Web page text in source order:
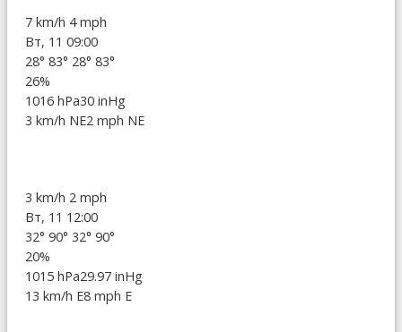
7 km/h 4 mph
Вт, 11 09:00
28° 83° 28° 83°
26%
1016 hPa30 inHg
3 km/h NE2 mph NE
3 km/h 2 mph
Вт, 11 12:00
32° 90° 32° 90°
20%
1015 hPa29.97 inHg
13 km/h E8 mph E